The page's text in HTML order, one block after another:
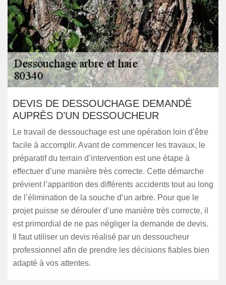
DEVIS DE DESSOUCHAGE DEMANDÉ
AUPRÈS D’UN DESSOUCHEUR
Le travail de dessouchage est une opération loin d’être
facile à accomplir. Avant de commencer les travaux, le
préparatif du terrain d’intervention est une étape à
effectuer d’une manière très correcte. Cette démarche
prévient l’apparition des différents accidents tout au long
de l’élimination de la souche d’un arbre. Pour que le
projet puisse se dérouler d’une manière très correcte, il
est primordial de ne pas négliger la demande de devis.
Il faut utiliser un devis réalisé par un dessoucheur
professionnel afin de prendre les décisions fiables bien
adapté à vos attentes.